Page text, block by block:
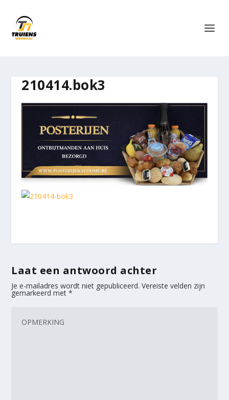
210414.bok3
Laat een antwoord achter
Je e-mailadres wordt niet gepubliceerd. Vereiste velden zijn
gemarkeerd met*